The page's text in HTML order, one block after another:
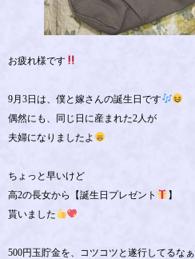
お疲れ様です
9月3日は、僕と嫁さんの誕生日です
偶然にも、同じ日に産まれた2人が
夫婦になりましたよ
ちょっと早いけど
高2の長女から【誕生日プレゼント
】
貰いました
500円玉貯金を、コツコツと遂行してるなぁ